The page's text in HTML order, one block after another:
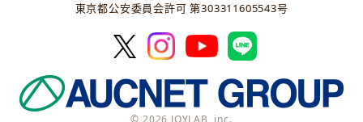
東京都公安委員会許可 第303311605543号